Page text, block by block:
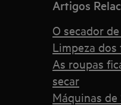
Artigos
O secador
Limpeza
As roupas
secar
Máquinas